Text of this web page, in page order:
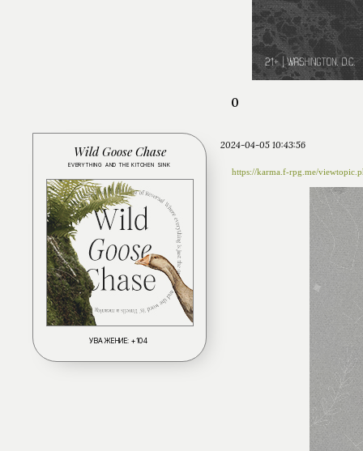
0
2024-04-05 10:43:56
Wild Goose Chase
EVERYTHING AND THE KITCHEN SINK
УВАЖЕНИЕ: +104
https://karma.f-rpg.me/